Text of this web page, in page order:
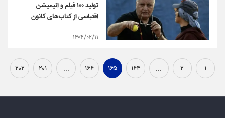
تولید ۱۰۰ فیلم و انیمیشن
اقتباسی از کتاب‌های کانون
۱۴۰۴/۰۲/۱۱
۱ ۲ ... ۱۶۴ ۱۶۵ ۱۶۶ ... ۲۰۱ ۲۰۲